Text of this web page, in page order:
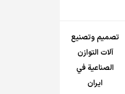
تصميم وتصنيع
آلات التوازن
الصناعية في
ايران